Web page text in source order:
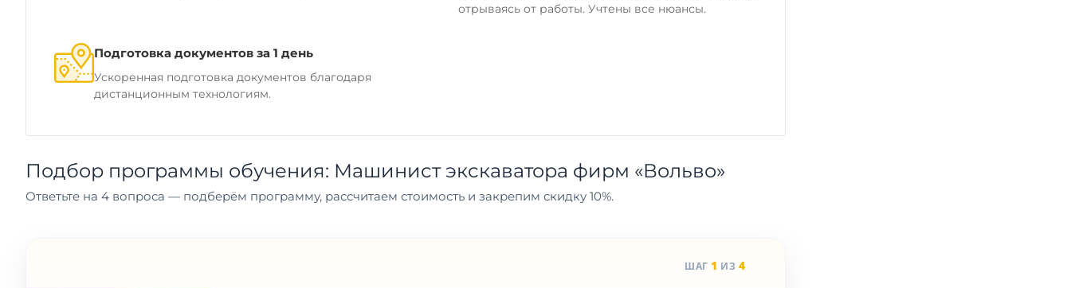
отрываясь от работы. Учтены все нюансы.
Подготовка документов за 1 день
Ускоренная подготовка документов благодаря
дистанционным технологиям.
Подбор программы обучения: Машинист экскаватора фирм «Вольво»
Ответьте на 4 вопроса — подберём программу, рассчитаем стоимость и закрепим скидку 10%.
ШАГ 1 ИЗ 4